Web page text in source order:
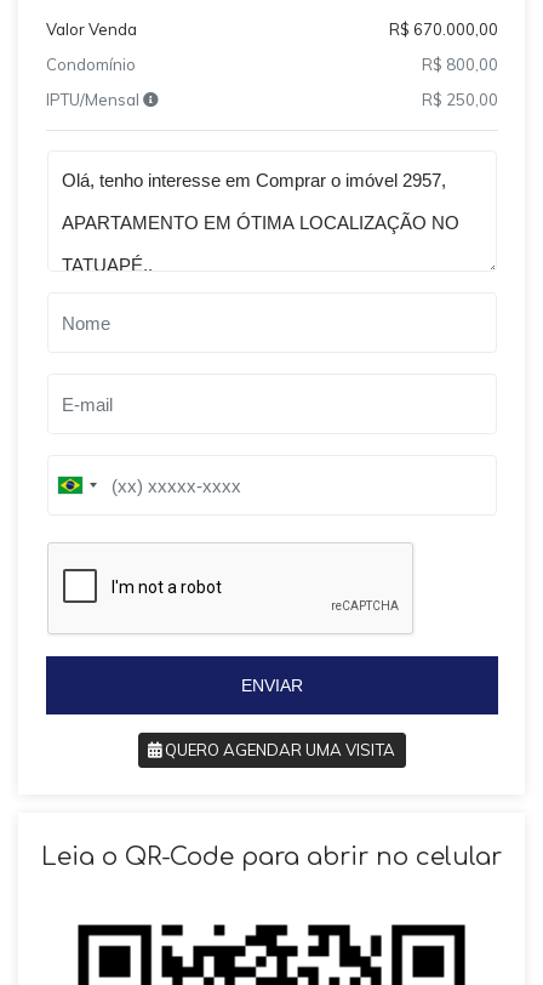
Valor Venda
R$ 670.000,00
Condomínio
R$ 800,00
IPTU/Mensal
R$ 250,00
B
i
l
ENVIAR
QUERO AGENDAR UMA VISITA
Leia o QR-Code para abrir no celular